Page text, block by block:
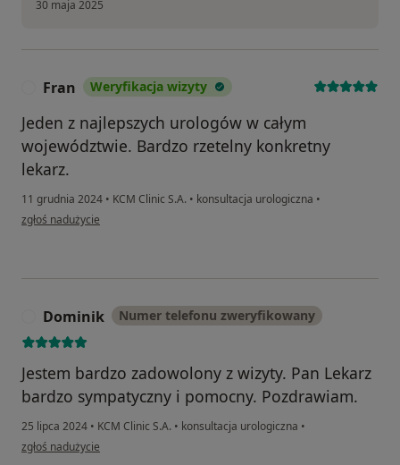
30 maja 2025
Fran Weryfikacja wizyty
Jeden z najlepszych urologów w całym
województwie. Bardzo rzetelny konkretny
lekarz.
11 grudnia 2024 • KCM Clinic S.A. • konsultacja urologiczna •
w opinii użytkownika Fran
zgłoś nadużycie
Dominik Numer telefonu zweryfikowany
Jestem bardzo zadowolony z wizyty. Pan Lekarz
bardzo sympatyczny i pomocny. Pozdrawiam.
25 lipca 2024 • KCM Clinic S.A. • konsultacja urologiczna •
w opinii użytkownika Dominik
zgłoś nadużycie